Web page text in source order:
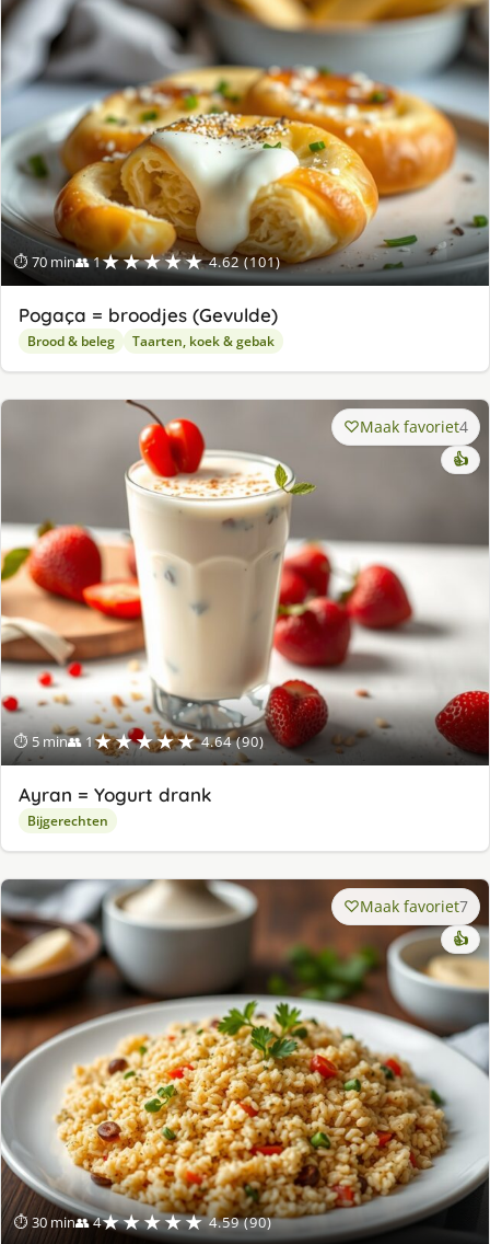
⏱ 70 min👥 1★★★★★ 4.62 (101)
Pogaça = broodjes (Gevulde)
Brood & beleg Taarten, koek & gebak
⏱ 5 min👥 1★★★★★ 4.64 (90)
Maak favoriet4
👍
Ayran = Yogurt drank
Bijgerechten
⏱ 30 min👥 4★★★★★ 4.59 (90)
Maak favoriet7
👍